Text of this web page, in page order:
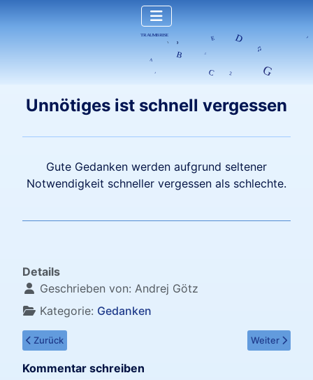
Unnötiges ist schnell vergessen
Gute Gedanken werden aufgrund seltener
Notwendigkeit schneller vergessen als schlechte.
Details
Geschrieben von: Andrej Götz
Kategorie: Gedanken
Vorheriger Beitrag: Gedanken sollen nicht bleiben
Zurück Nächster
Weiter
Kommentar schreiben